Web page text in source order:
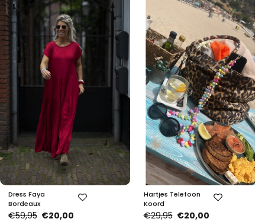
Dress Faya
Bordeaux
€59,95 €20,00
Hartjes Telefoon
Koord
€29,95 €20,00